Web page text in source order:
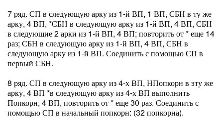
7 ряд. СП в следующую арку из 1-й ВП, 1 ВП, СБН в ту же
арку, 4 ВП, *СБН в следующую арку из 1-й ВП, 4 ВП, СБН
в следующие 2 арки из 1-й ВП, 4 ВП; повторить от * еще 14
раз; СБН в следующую арку из 1-й ВП, 4 ВП, СБН в
следующую арку из 1-й ВП. Соединить с помощью СП в
первый СБН.
8 ряд. СП в следующую арку из 4-х ВП, НПопкорн в эту же
арку, 4 ВП *в следующую арку из 4-х ВП выполнить
Попкорн, 4 ВП, повторить от * еще 30 раз. Соединить с
помощью СП в начальный попкорн: (32 попкорна).